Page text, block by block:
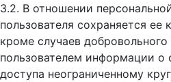
3.2. В отношении
пользователя сохраняется ее
кроме случаев
пользователем информации о
доступа неограниченному